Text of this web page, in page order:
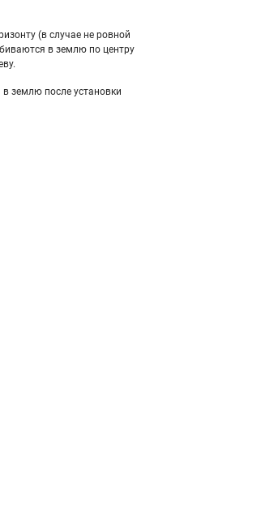
(в случае не ровной
в землю по центру
землю после установки